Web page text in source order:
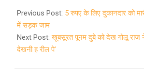
02-
07
Previous Post: 5 रुपए के लिए दुकानदार को
में सड़क जाम
Next Post:खूबसूरत पूनम दुबे को देख गोलू राज
देखनी ह रील पे’